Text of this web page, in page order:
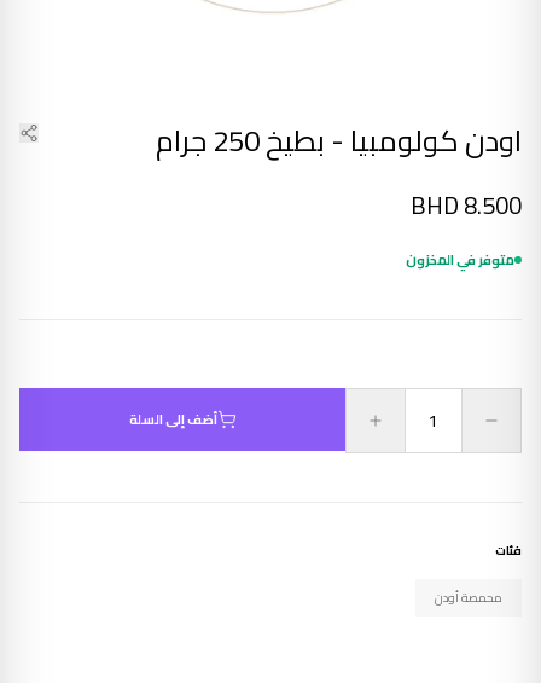
اودن كولومبيا - بطيخ 250 جرام
BHD8.500
متوفر في المخزون
أضف إلى السلة
فئات
محمصة أودن